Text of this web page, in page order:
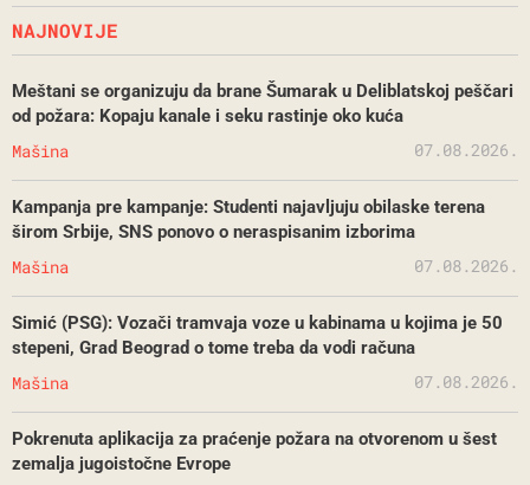
NAJNOVIJE
Meštani se organizuju da brane Šumarak u Deliblatskoj peščari
od požara: Kopaju kanale i seku rastinje oko kuća
Mašina 07.08.2026.
Kampanja pre kampanje: Studenti najavljuju obilaske terena
širom Srbije, SNS ponovo o neraspisanim izborima
Mašina 07.08.2026.
Simić (PSG): Vozači tramvaja voze u kabinama u kojima je 50
stepeni, Grad Beograd o tome treba da vodi računa
Mašina 07.08.2026.
Pokrenuta aplikacija za praćenje požara na otvorenom u šest
zemalja jugoistočne Evrope